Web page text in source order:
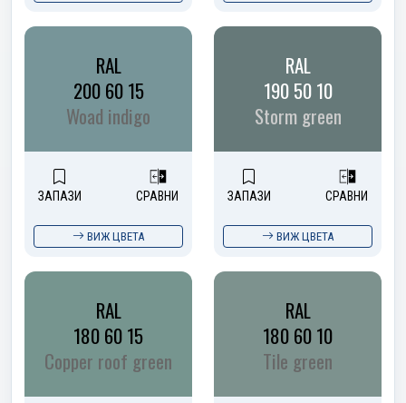
RAL
200 60 15
Woad indigo
ЗАПАЗИ СРАВНИ
ВИЖ ЦВЕТА
RAL
190 50 10
Storm green
ЗАПАЗИ СРАВНИ
ВИЖ ЦВЕТА
RAL
180 60 15
Copper roof green
RAL
180 60 10
Tile green